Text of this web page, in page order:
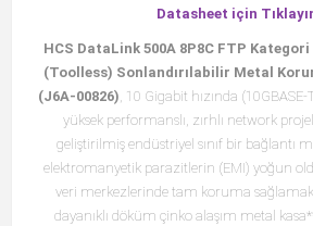
Datasheet için
HCS DataLink 500A 8P8C FTP
(Toolless) Sonlandırılabilir Metal
(J6A-00826), 10 Gigabit hızında
yüksek performanslı, zırhlı network
geliştirilmiş endüstriyel sınıf bir bağlantı
elektromanyetik parazitlerin (EMI) yoğun
veri merkezlerinde tam koruma
dayanıklı döküm çinko alaşım metal